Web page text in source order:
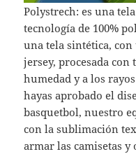
Polystrech: es una
tecnología de 100%
una tela sintética,
jersey, procesada con
humedad y a los
hayas aprobado el
basquetbol, nuestro
con la sublimación
armar las camisetas